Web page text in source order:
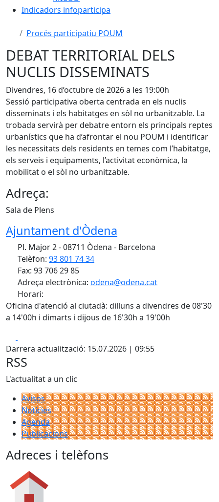
Indicadors infoparticipa
Procés participatiu POUM
DEBAT TERRITORIAL DELS
NUCLIS DISSEMINATS
Divendres, 16 d’octubre de 2026 a les 19:00h
Sessió participativa oberta centrada en els nuclis
disseminats i els habitatges en sòl no urbanitzable. La
trobada servirà per debatre entorn els principals reptes
urbanístics que ha d’afrontar el nou POUM i identificar
les necessitats dels residents en temes com l’habitatge,
els serveis i equipaments, l’activitat econòmica, la
mobilitat o el sòl no urbanitzable.
Adreça:
Sala de Plens
Ajuntament d'Òdena
Pl. Major 2 - 08711 Òdena - Barcelona
Telèfon: 93 801 74 34
Fax: 93 706 29 85
Adreça electrònica: odena@odena.cat
Horari:
Oficina d'atenció al ciutadà: dilluns a divendres de 08'30
a 14'00h i dimarts i dijous de 16'30h a 19'00h
Darrera actualització: 15.07.2026 | 09:55
RSS
L'actualitat a un clic
Avisos
Notícies
Agenda
Publicacions
Adreces i telèfons